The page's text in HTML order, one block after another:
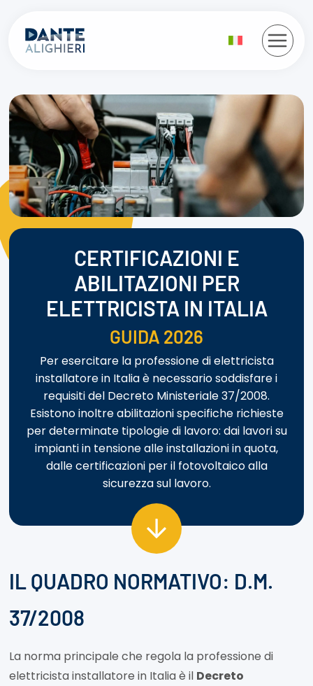
contenuto
CERTIFICAZIONI E
ABILITAZIONI PER
ELETTRICISTA IN ITALIA
GUIDA 2026
Per esercitare la professione di elettricista
installatore in Italia è necessario soddisfare i
requisiti del Decreto Ministeriale 37/2008.
Esistono inoltre abilitazioni specifiche richieste
per determinate tipologie di lavoro: dai lavori su
impianti in tensione alle installazioni in quota,
dalle certificazioni per il fotovoltaico alla
sicurezza sul lavoro.
IL QUADRO NORMATIVO: D.M.
37/2008
La norma principale che regola la professione di
elettricista installatore in Italia è il Decreto